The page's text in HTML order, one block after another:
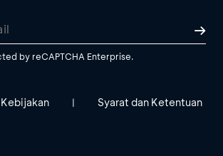
by reCAPTCHA Enterprise.
Kebijakan | Syarat dan Ketentuan